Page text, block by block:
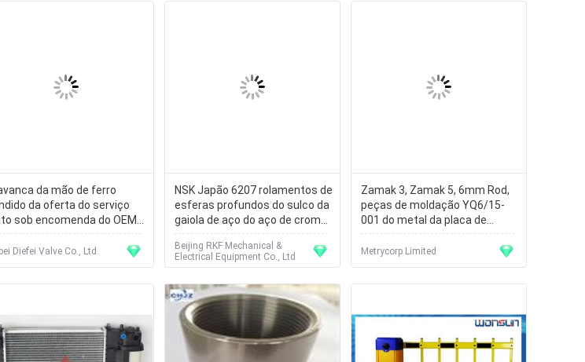
da mão de ferro
da oferta do serviço
sob encomenda do OEM
preço competitivo
Diefei Valve Co., Ltd.
NSK Japão 6207 rolamentos de
esferas profundos do sulco da
gaiola de aço do aço de cromo
GCr15 de ZZCM
Beijing RKF Mechanical &
Electrical Equipment Co., Ltd
Zamak 3, Zamak 5, 6mm Rod,
peças de moldação YQ6/15-
001 do metal da placa de
Chrome do tubo de 15mm
Metrycorp Limited